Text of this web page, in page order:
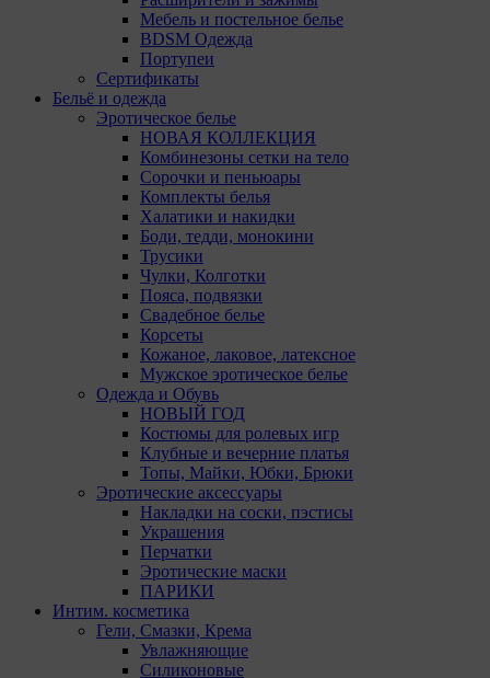
Мебель и постельное белье
BDSM Одежда
Портупеи
Сертификаты
Бельё и одежда
Эротическое белье
НОВАЯ КОЛЛЕКЦИЯ
Комбинезоны сетки на тело
Сорочки и пеньюары
Комплекты белья
Халатики и накидки
Боди, тедди, монокини
Трусики
Чулки, Колготки
Пояса, подвязки
Свадебное белье
Корсеты
Кожаное, лаковое, латексное
Мужское эротическое белье
Одежда и Обувь
НОВЫЙ ГОД
Костюмы для ролевых игр
Клубные и вечерние платья
Топы, Майки, Юбки, Брюки
Эротические аксессуары
Накладки на соски, пэстисы
Украшения
Перчатки
Эротические маски
ПАРИКИ
Интим. косметика
Гели, Смазки, Крема
Увлажняющие
Силиконовые